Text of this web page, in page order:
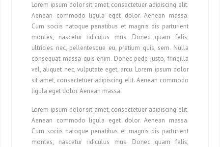
Lorem ipsum dolor sit amet, consectetuer adipiscing elit.
Aenean commodo ligula eget dolor. Aenean massa.
Cum sociis natoque penatibus et magnis dis parturient
montes, nascetur ridiculus mus. Donec quam felis,
ultricies nec, pellentesque eu, pretium quis, sem. Nulla
consequat massa quis enim. Donec pede justo, fringilla
vel, aliquet nec, vulputate eget, arcu. Lorem ipsum dolor
sit amet, consectetuer adipiscing elit. Aenean commodo
ligula eget dolor. Aenean massa.
Lorem ipsum dolor sit amet, consectetuer adipiscing elit.
Aenean commodo ligula eget dolor. Aenean massa.
Cum sociis natoque penatibus et magnis dis parturient
montes, nascetur ridiculus mus. Donec quam felis,